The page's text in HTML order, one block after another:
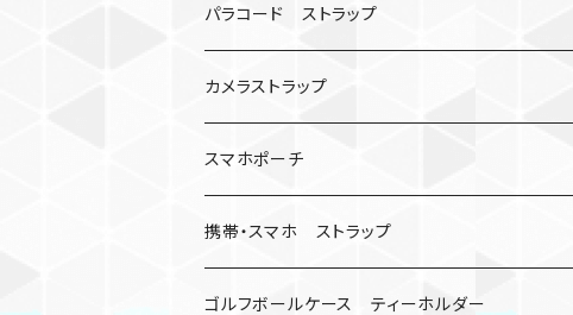
シャックル
数珠
ベルトループ
クボタン
キーケース
人形
忍者
キャンプ道具
iPhone
カナビラウォッチ
腕時計
アップルウォッチ
バックル
マッドマックス
パラコード ストラップ
サバイバルツール
カメラストラップ
スマホポーチ
携帯・スマホ ストラップ
ネックストラップ・ショルダーストラップ
ゴルフボールケース ティーホルダー